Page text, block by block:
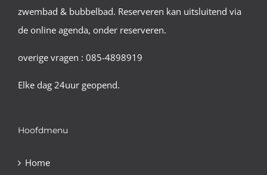
zwembad & bubbelbad. Reserveren kan uitsluitend via
de online agenda, onder reserveren.
overige vragen : 085-4898919
Elke dag 24uur geopend.
Hoofdmenu
Home